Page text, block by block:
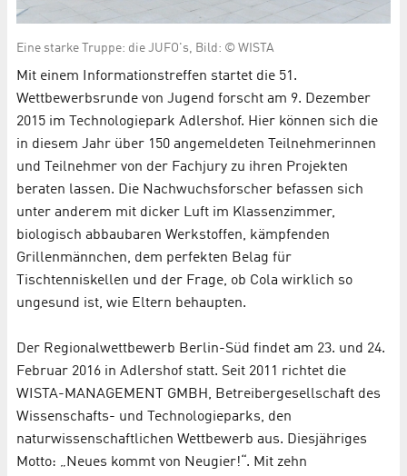
Eine starke Truppe: die JUFO's, Bild: © WISTA
Mit einem Informationstreffen startet die 51.
Wettbewerbsrunde von Jugend forscht am 9. Dezember
2015 im Technologiepark Adlershof. Hier können sich die
in diesem Jahr über 150 angemeldeten Teilnehmerinnen
und Teilnehmer von der Fachjury zu ihren Projekten
beraten lassen. Die Nachwuchsforscher befassen sich
unter anderem mit dicker Luft im Klassenzimmer,
biologisch abbaubaren Werkstoffen, kämpfenden
Grillenmännchen, dem perfekten Belag für
Tischtenniskellen und der Frage, ob Cola wirklich so
ungesund ist, wie Eltern behaupten.
Der Regionalwettbewerb Berlin-Süd findet am 23. und 24.
Februar 2016 in Adlershof statt. Seit 2011 richtet die
WISTA-MANAGEMENT GMBH, Betreibergesellschaft des
Wissenschafts- und Technologieparks, den
naturwissenschaftlichen Wettbewerb aus. Diesjähriges
Motto: „Neues kommt von Neugier!“. Mit zehn